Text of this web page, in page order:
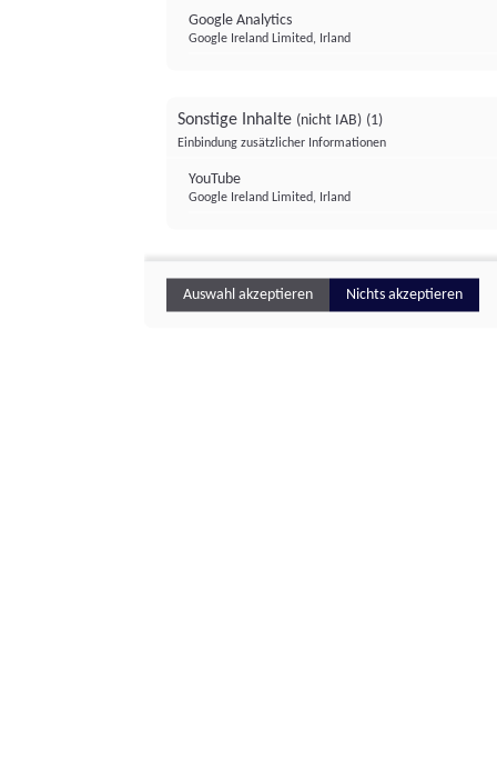
Google Analytics
Google Ireland Limited, Irland
Sonstige Inhalte (nicht IAB) (1)
Einbindung zusätzlicher Informationen
YouTube
Google Ireland Limited, Irland
Auswahl akzeptieren Nichts akzeptieren